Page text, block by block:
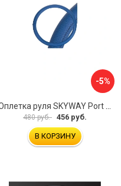
-5%
480 руб. 456 руб.
В КОРЗИНУ